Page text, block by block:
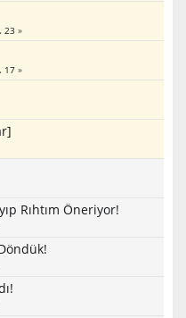
23 »
17 »
Rıhtım Öneriyor!